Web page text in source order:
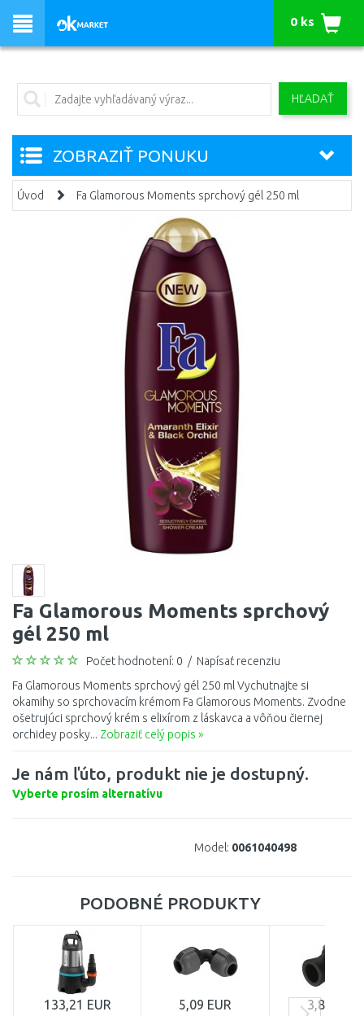
HĽADAŤ
0 ks
ZOBRAZIŤ PONUKU
Úvod Fa Glamorous Moments sprchový gél 250 ml
Fa Glamorous Moments sprchový
gél 250 ml
Počet hodnotení: 0 / Napísať recenziu
Fa Glamorous Moments sprchový gél 250 ml Vychutnajte si
okamihy so sprchovacím krémom Fa Glamorous Moments. Zvodne
ošetrujúci sprchový krém s elixírom z láskavca a vôňou čiernej
orchidey posky... Zobraziť celý popis »
Je nám ľúto, produkt nie je dostupný.
Vyberte prosím alternatívu
Model: 0061040498
PODOBNÉ PRODUKTY
133,21 EUR 5,09 EUR 3,89 EUR